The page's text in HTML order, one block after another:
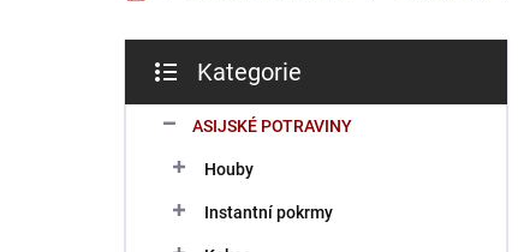
s
kategorie
Kategorie
ASIJSKÉ POTRAVINY
Houby
Instantní pokrmy